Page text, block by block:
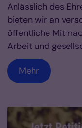
Anlässlich des
bieten wir an
öffentliche
Arbeit und
Mehr